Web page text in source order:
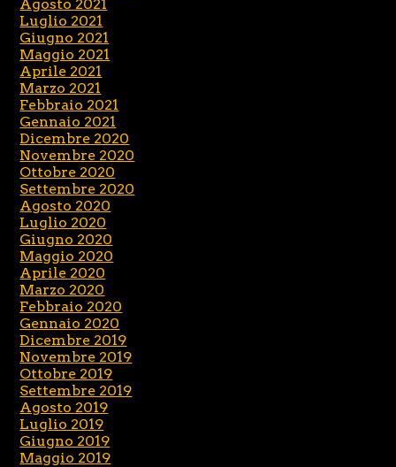
Agosto 2021
Luglio 2021
Giugno 2021
Maggio 2021
Aprile 2021
Marzo 2021
Febbraio 2021
Gennaio 2021
Dicembre 2020
Novembre 2020
Ottobre 2020
Settembre 2020
Agosto 2020
Luglio 2020
Giugno 2020
Maggio 2020
Aprile 2020
Marzo 2020
Febbraio 2020
Gennaio 2020
Dicembre 2019
Novembre 2019
Ottobre 2019
Settembre 2019
Agosto 2019
Luglio 2019
Giugno 2019
Maggio 2019